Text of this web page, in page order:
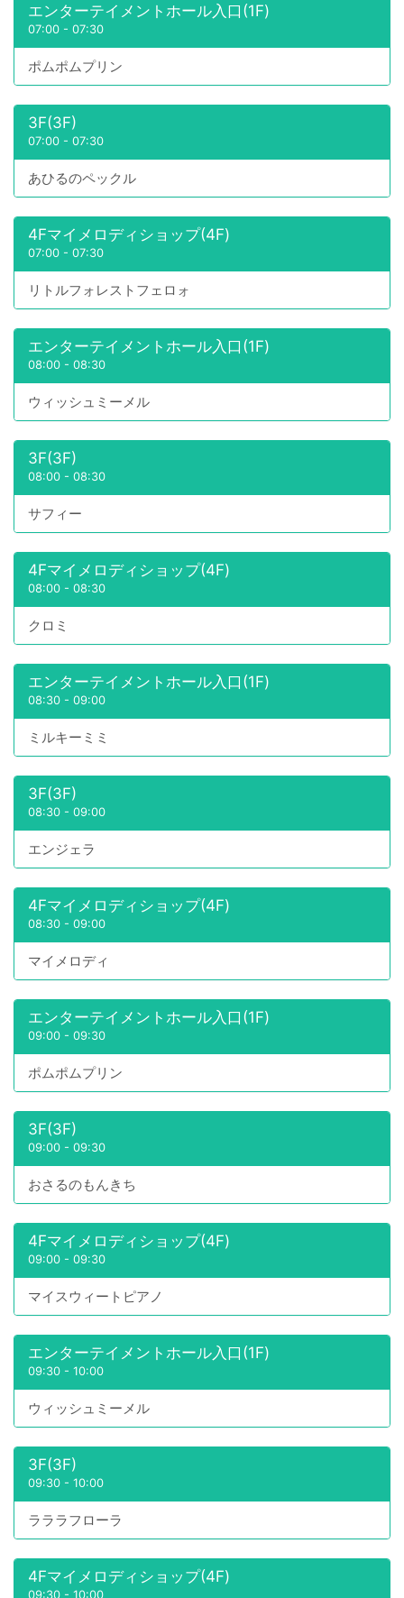
エンターテイメントホール入口(1F)
07:00 - 07:30
ポムポムプリン
3F(3F)
07:00 - 07:30
あひるのペックル
4Fマイメロディショップ(4F)
07:00 - 07:30
リトルフォレストフェロォ
エンターテイメントホール入口(1F)
08:00 - 08:30
ウィッシュミーメル
3F(3F)
08:00 - 08:30
サフィー
4Fマイメロディショップ(4F)
08:00 - 08:30
クロミ
エンターテイメントホール入口(1F)
08:30 - 09:00
ミルキーミミ
3F(3F)
08:30 - 09:00
エンジェラ
4Fマイメロディショップ(4F)
08:30 - 09:00
マイメロディ
エンターテイメントホール入口(1F)
09:00 - 09:30
ポムポムプリン
3F(3F)
09:00 - 09:30
おさるのもんきち
4Fマイメロディショップ(4F)
09:00 - 09:30
マイスウィートピアノ
エンターテイメントホール入口(1F)
09:30 - 10:00
ウィッシュミーメル
3F(3F)
09:30 - 10:00
ラララフローラ
4Fマイメロディショップ(4F)
09:30 - 10:00